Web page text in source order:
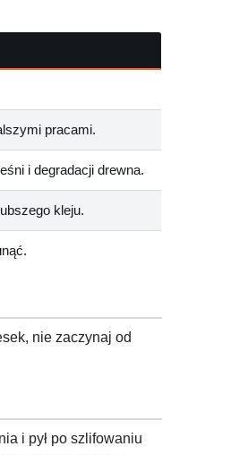
pracami.
i degradacji drewna.
kleju.
nie zaczynaj od
i pył po szlifowaniu